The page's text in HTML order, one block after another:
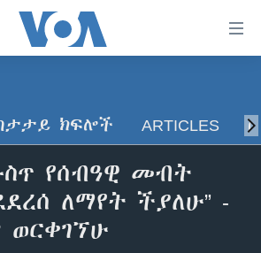
የአማርኛ ዜና
ክፍሎች ARTICLES
የሰብዓዊ መብት
ለማየት ችያለሁ” -
ወርቀገኘሁ